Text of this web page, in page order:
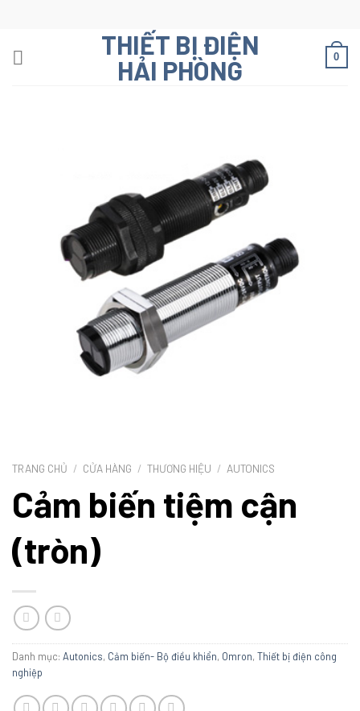
content
THIẾT BỊ ĐIỆN
HẢI PHÒNG
0
TRANG CHỦ / CỬA HÀNG / THƯƠNG HIỆU / AUTONICS
Cảm biến tiệm cận
(tròn)
Danh mục: Autonics, Cảm biến- Bộ điều khiển, Omron, Thiết bị điện công
nghiệp